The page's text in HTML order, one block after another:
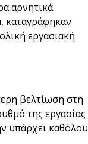
αρνητικά
καταγράφηκαν
εργασιακή
βελτίωση στη
της εργασίας
υπάρχει καθόλου